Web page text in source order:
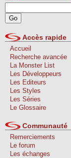
Accès rapide
Accueil
Recherche avancée
La Monster List
Les Développeurs
Les Editeurs
Les Styles
Les Séries
Le Glossaire
Communauté
Remerciements
Le forum
Les échanges